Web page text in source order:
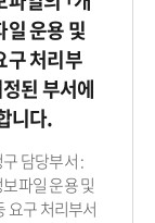
일 운용 및
구 처리부
된 부서에
니다.
담당부서 :
파일 운용 및
요구 처리부서